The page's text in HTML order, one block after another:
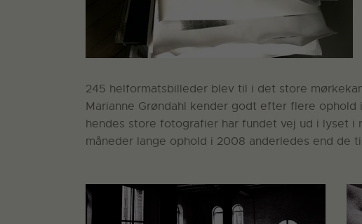
245 helformatsbilleder blev til i det store
Marianne Grøndahl kender godt efter flere ophold
hendes store fotografier har fundet vej ud i lyset
måneder lange ophold i 2008 anderledes end de